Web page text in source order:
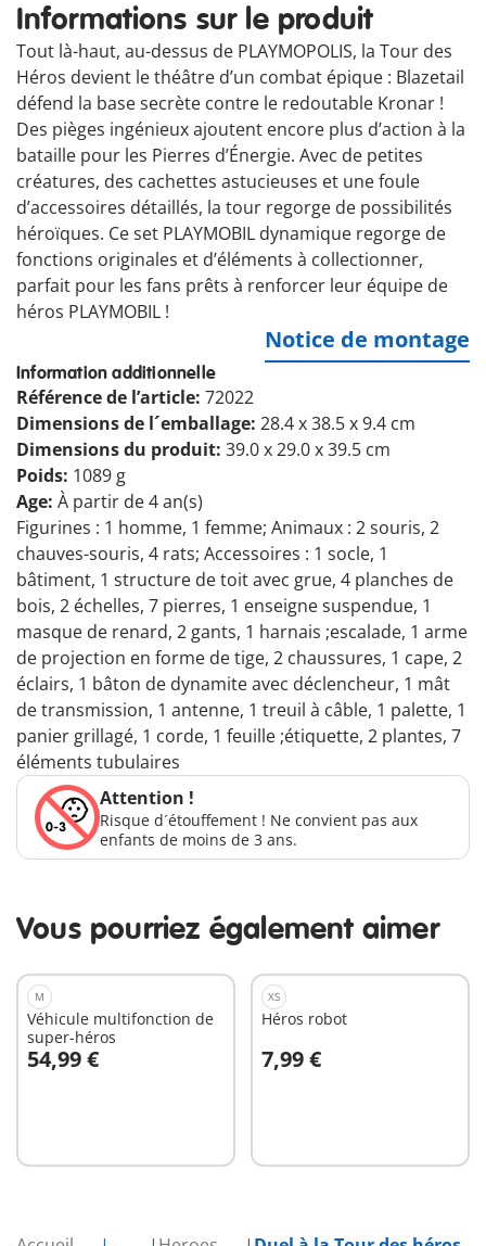
Informations sur le produit
Tout là-haut, au-dessus de PLAYMOPOLIS, la Tour des
Héros devient le théâtre d’un combat épique : Blazetail
défend la base secrète contre le redoutable Kronar !
Des pièges ingénieux ajoutent encore plus d’action à la
bataille pour les Pierres d’Énergie. Avec de petites
créatures, des cachettes astucieuses et une foule
d’accessoires détaillés, la tour regorge de possibilités
héroïques. Ce set PLAYMOBIL dynamique regorge de
fonctions originales et d’éléments à collectionner,
parfait pour les fans prêts à renforcer leur équipe de
héros PLAYMOBIL !
Notice de montage
Information additionnelle
Référence de l’article: 72022
Dimensions de l´emballage: 28.4 x 38.5 x 9.4 cm
Dimensions du produit: 39.0 x 29.0 x 39.5 cm
Poids: 1089 g
Age: À partir de 4 an(s)
Figurines : 1 homme, 1 femme; Animaux : 2 souris, 2
chauves-souris, 4 rats; Accessoires : 1 socle, 1
bâtiment, 1 structure de toit avec grue, 4 planches de
bois, 2 échelles, 7 pierres, 1 enseigne suspendue, 1
masque de renard, 2 gants, 1 harnais ;escalade, 1 arme
de projection en forme de tige, 2 chaussures, 1 cape, 2
éclairs, 1 bâton de dynamite avec déclencheur, 1 mât
de transmission, 1 antenne, 1 treuil à câble, 1 palette, 1
panier grillagé, 1 corde, 1 feuille ;étiquette, 2 plantes, 7
éléments tubulaires
Attention !
Risque d´étouffement ! Ne convient pas aux
enfants de moins de 3 ans.
Vous pourriez également aimer
M
Véhicule multifonction de
super-héros
54,99 €
Au panier
XS
Héros robot
7,99 €
Au panier